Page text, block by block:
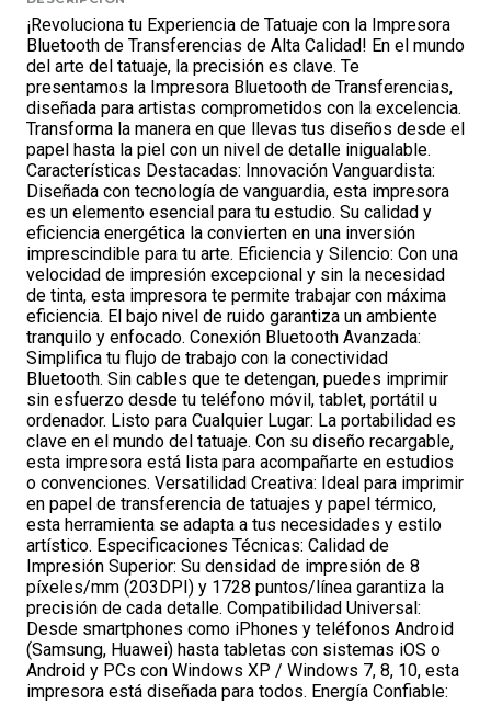
¡Revoluciona tu Experiencia de Tatuaje con la Impresora
Bluetooth de Transferencias de Alta Calidad! En el mundo
del arte del tatuaje, la precisión es clave. Te
presentamos la Impresora Bluetooth de Transferencias,
diseñada para artistas comprometidos con la excelencia.
Transforma la manera en que llevas tus diseños desde el
papel hasta la piel con un nivel de detalle inigualable.
Características Destacadas: Innovación Vanguardista:
Diseñada con tecnología de vanguardia, esta impresora
es un elemento esencial para tu estudio. Su calidad y
eficiencia energética la convierten en una inversión
imprescindible para tu arte. Eficiencia y Silencio: Con una
velocidad de impresión excepcional y sin la necesidad
de tinta, esta impresora te permite trabajar con máxima
eficiencia. El bajo nivel de ruido garantiza un ambiente
tranquilo y enfocado. Conexión Bluetooth Avanzada:
Simplifica tu flujo de trabajo con la conectividad
Bluetooth. Sin cables que te detengan, puedes imprimir
sin esfuerzo desde tu teléfono móvil, tablet, portátil u
ordenador. Listo para Cualquier Lugar: La portabilidad es
clave en el mundo del tatuaje. Con su diseño recargable,
esta impresora está lista para acompañarte en estudios
o convenciones. Versatilidad Creativa: Ideal para imprimir
en papel de transferencia de tatuajes y papel térmico,
esta herramienta se adapta a tus necesidades y estilo
artístico. Especificaciones Técnicas: Calidad de
Impresión Superior: Su densidad de impresión de 8
píxeles/mm (203DPI) y 1728 puntos/línea garantiza la
precisión de cada detalle. Compatibilidad Universal:
Desde smartphones como iPhones y teléfonos Android
(Samsung, Huawei) hasta tabletas con sistemas iOS o
Android y PCs con Windows XP / Windows 7, 8, 10, esta
impresora está diseñada para todos. Energía Confiable: